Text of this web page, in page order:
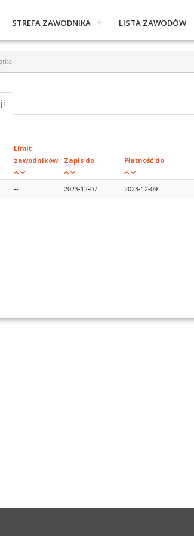
STREFA ZAWODNIKA LISTA ZAWODÓW
Limit
zawodników
Zapis do Płatność do
-- 2023-12-07 2023-12-09